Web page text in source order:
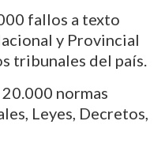
fallos a texto
y Provincial
tribunales del país.
normas
Leyes, Decretos,